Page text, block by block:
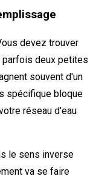
devez trouver
parfois deux petites
souvent d'un
spécifique bloque
réseau d'eau
le sens inverse
va se faire